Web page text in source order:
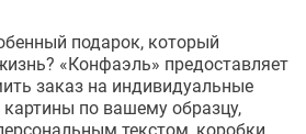
подарок, который
«Конфаэль» предоставляет
заказ на индивидуальные
по вашему образцу,
текстом, коробки